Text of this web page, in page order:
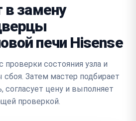
в замену
печи Hisense
проверки состояния узла и
Затем мастер подбирает
согласует цену и выполняет
проверкой.